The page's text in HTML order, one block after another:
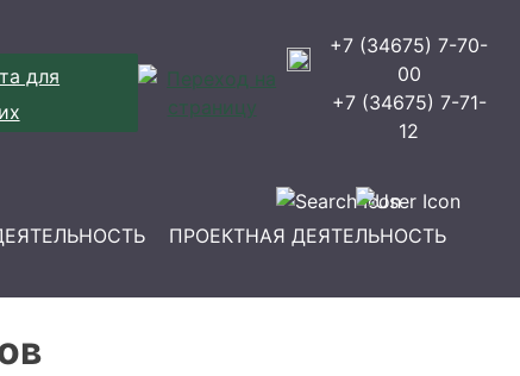
для
+7 (34675) 7-70-
00
+7 (34675) 7-71-
12
ПРОЕКТНАЯ ДЕЯТЕЛЬНОСТЬ